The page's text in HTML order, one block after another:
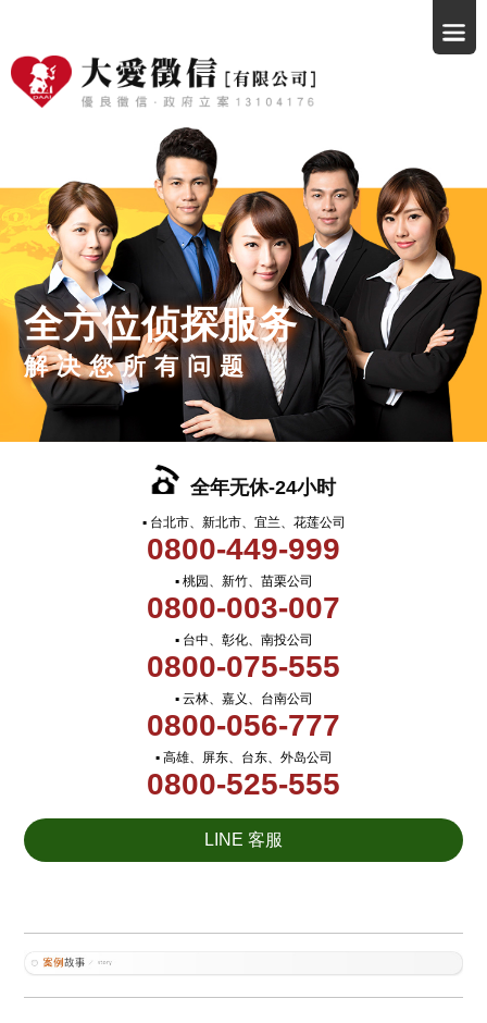
全方位侦探服务
解决您所有问题
全年无休-24小时
▪ 台北市、新北市、宜兰、花莲公司
0800-449-999
▪ 桃园、新竹、苗栗公司
0800-003-007
▪ 台中、彰化、南投公司
0800-075-555
▪ 云林、嘉义、台南公司
0800-056-777
▪ 高雄、屏东、台东、外岛公司
0800-525-555
LINE 客服